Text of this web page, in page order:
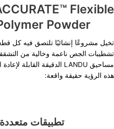
Flexible
Powder
تخيل مشروعًا إنشائيًا تلتصق فيه كل
تشطيبات الجص ناعمة وخالية من
هذه الرؤية حقيقة واقعة:
تطبيقات